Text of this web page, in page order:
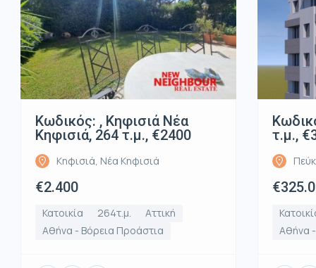
Κωδικός: , Κηφισιά Νέα
Κηφισιά, 264 τ.μ., €2400
Κηφισιά, Νέα Κηφισιά
€2.400
Κατοικία 264τ.μ.
Αττική
Αθήνα - Βόρεια Προάστια
τ.μ.,
Αθήνα